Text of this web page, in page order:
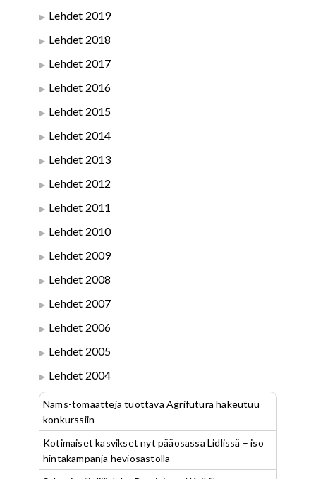
Lehdet 2019
Lehdet 2018
Lehdet 2017
Lehdet 2016
Lehdet 2015
Lehdet 2014
Lehdet 2013
Lehdet 2012
Lehdet 2011
Lehdet 2010
Lehdet 2009
Lehdet 2008
Lehdet 2007
Lehdet 2006
Lehdet 2005
Lehdet 2004
Nams-tomaatteja tuottava Agrifutura hakeutuu
konkurssiin
Kotimaiset kasvikset nyt pääosassa Lidlissä – iso
hintakampanja heviosastolla